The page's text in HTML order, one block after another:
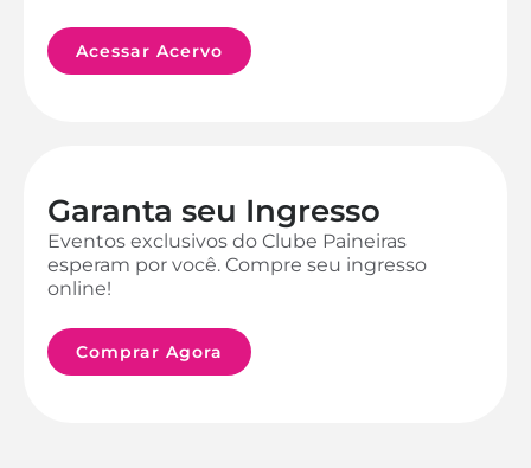
Acessar Acervo
Garanta seu Ingresso
Eventos exclusivos do Clube Paineiras
esperam por você. Compre seu ingresso
online!
Comprar Agora